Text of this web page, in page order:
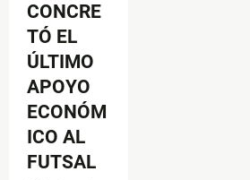
CONCRE
TÓ EL
ÚLTIMO
APOYO
ECONÓM
ICO AL
FUTSAL